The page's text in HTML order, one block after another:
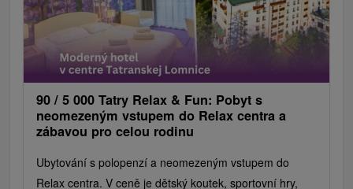
90 / 5 000 Tatry Relax & Fun: Pobyt s
neomezeným vstupem do Relax centra a
zábavou pro celou rodinu
Ubytování s polopenzí a neomezeným vstupem do
Relax centra. V ceně je dětský koutek, sportovní hry,